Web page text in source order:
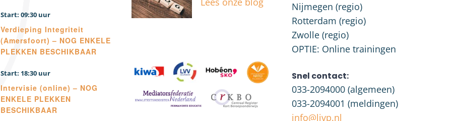
09:30
Verdieping Integriteit
(Amersfoort) – NOG ENKELE
PLEKKEN BESCHIKBAAR
18:30
Intervisie (online) – NOG
ENKELE PLEKKEN
BESCHIKBAAR
Nijmegen (regio)
Rotterdam (regio)
Zwolle (regio)
OPTIE: Online trainingen
Snel contact:
033-2094000 (algemeen)
033-2094001 (meldingen)
info@livp.nl